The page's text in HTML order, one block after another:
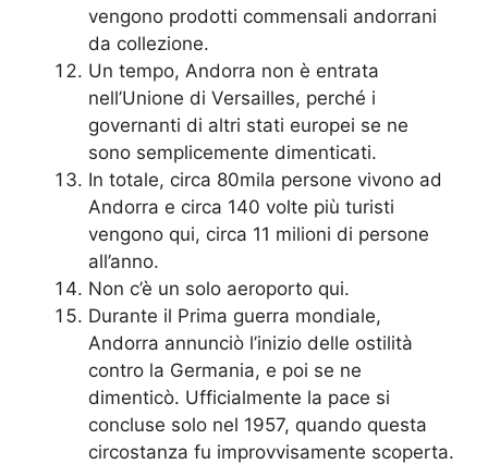
vengono prodotti commensali andorrani
da collezione.
Un tempo, Andorra non è entrata
nell’Unione di Versailles, perché i
governanti di altri stati europei se ne
sono semplicemente dimenticati.
In totale, circa 80mila persone vivono ad
Andorra e circa 140 volte più turisti
vengono qui, circa 11 milioni di persone
all’anno.
Non c’è un solo aeroporto qui.
Durante il Prima guerra mondiale,
Andorra annunciò l’inizio delle ostilità
contro la Germania, e poi se ne
dimenticò. Ufficialmente la pace si
concluse solo nel 1957, quando questa
circostanza fu improvvisamente scoperta.